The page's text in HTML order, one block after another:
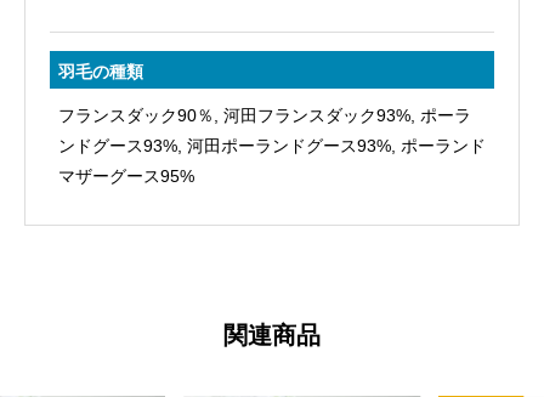
羽毛の種類
フランスダック90％, 河田フランスダック93%, ポーラ
ンドグース93%, 河田ポーランドグース93%, ポーランド
マザーグース95%
関連商品